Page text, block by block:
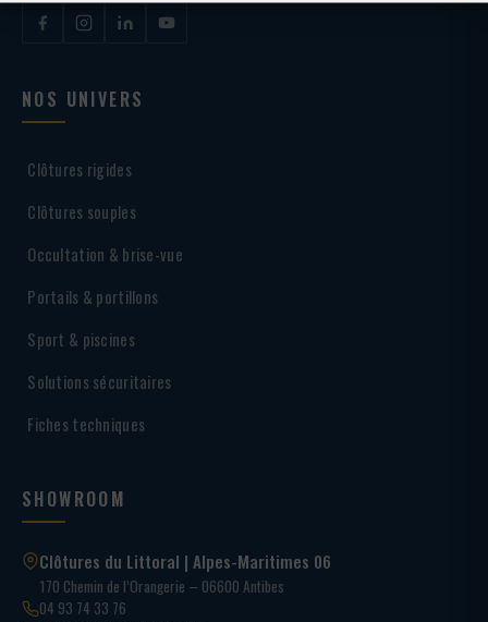
NOS UNIVERS
Clôtures rigides
Clôtures souples
Occultation & brise-vue
Portails & portillons
Sport & piscines
Solutions sécuritaires
Fiches techniques
SHOWROOM
Clôtures du Littoral | Alpes-Maritimes 06
170 Chemin de l’Orangerie – 06600 Antibes
04 93 74 33 76